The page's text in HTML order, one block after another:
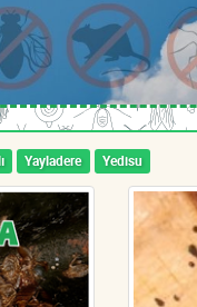
Yayladere Yedisu